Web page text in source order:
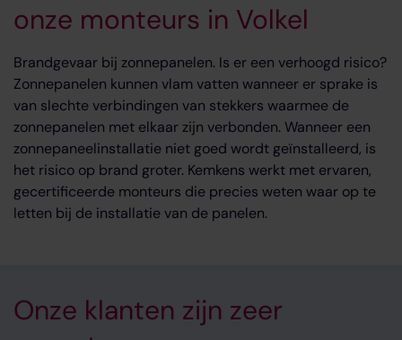
onze monteurs in Volkel
Brandgevaar bij zonnepanelen. Is er een verhoogd risico?
Zonnepanelen kunnen vlam vatten wanneer er sprake is
van slechte verbindingen van stekkers waarmee de
zonnepanelen met elkaar zijn verbonden. Wanneer een
zonnepaneelinstallatie niet goed wordt geïnstalleerd, is
het risico op brand groter. Kemkens werkt met ervaren,
gecertificeerde monteurs die precies weten waar op te
letten bij de installatie van de panelen.
Onze klanten zijn zeer